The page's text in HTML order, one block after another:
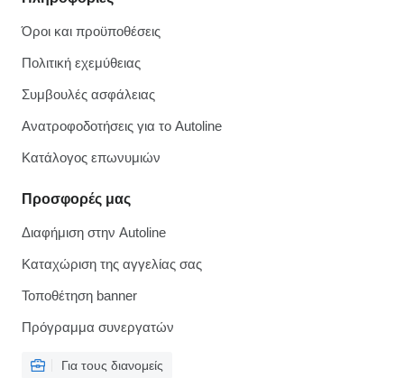
Όροι και προϋποθέσεις
Πολιτική εχεμύθειας
Συμβουλές ασφάλειας
Ανατροφοδοτήσεις για το Autoline
Κατάλογος επωνυμιών
Προσφορές μας
Διαφήμιση στην Autoline
Καταχώριση της αγγελίας σας
Τοποθέτηση banner
Πρόγραμμα συνεργατών
Για τους διανομείς